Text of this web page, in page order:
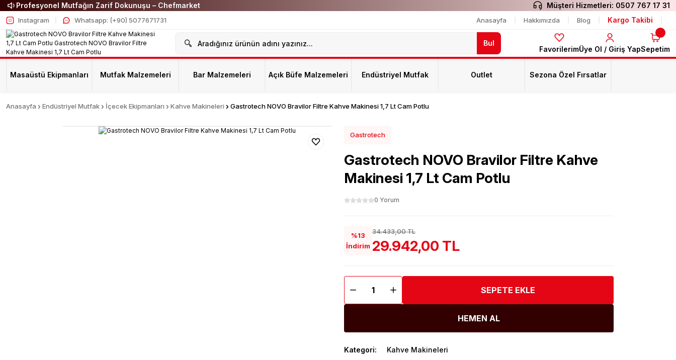
Profesyonel Mutfağın Zarif Dokunuşu – Chefmarket Müşteri Hizmetleri: 0507 767 17 31
Instagram Whatsapp: (+90) 5077671731 Anasayfa Hakkımızda Blog Kargo Takibi
Bul
FavorilerimÜye Ol / Giriş YapSepetim
Masaüstü Ekipmanları Mutfak Malzemeleri Bar Malzemeleri Açık Büfe Malzemeleri Endüstriyel Mutfak Outlet Sezona Özel Fırsatlar
Anasayfa Endüstriyel Mutfak İçecek Ekipmanları Kahve Makineleri Gastrotech NOVO Bravilor Filtre Kahve Makinesi 1,7 Lt Cam Potlu
Gastrotech
Gastrotech NOVO Bravilor Filtre Kahve
Makinesi 1,7 Lt Cam Potlu
0 Yorum
%13
İndirim
34.433,00 TL
29.942,00 TL
SEPETE EKLE
HEMEN AL
Kategori
Kahve Makineleri